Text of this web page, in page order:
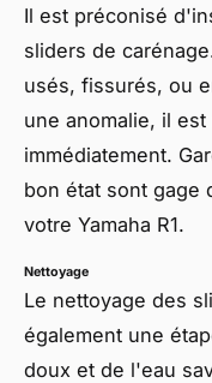
Il est préconisé
sliders de
usés, fissurés, ou
une anomalie, il
immédiatement.
bon état sont gage
votre Yamaha R1.
Nettoyage
Le nettoyage des
également une
doux et de l'eau